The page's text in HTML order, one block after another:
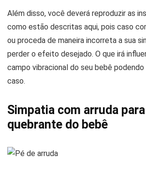
Além disso, você deverá reproduzir as
como estão descritas aqui, pois caso
ou proceda de maneira incorreta a sua
perder o efeito desejado. O que irá
campo vibracional do seu bebê
caso.
Simpatia com arruda
quebrante do bebê